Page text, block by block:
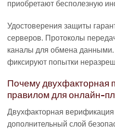
приобретают бесполезную
Удостоверения защиты
серверов. Протоколы
каналы для обмена
фиксируют попытки
Почему двухфакторная
правилом для онлайн-
Двухфакторная верификация
дополнительный слой